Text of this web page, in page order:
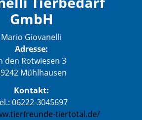
GmbH
Mario Giovanelli
Adresse:
den Rotwiesen 3
Mühlhausen
Kontakt:
06222-3045697
tiertotal.de/